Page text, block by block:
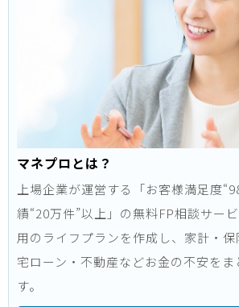
マネプロとは？
上場企業が運営する「お客様満足度
績“20万件”以上」の無料FP相談サー
用のライフプランを作成し、家計・
宅ローン・不動産などお金の不安をま
す。